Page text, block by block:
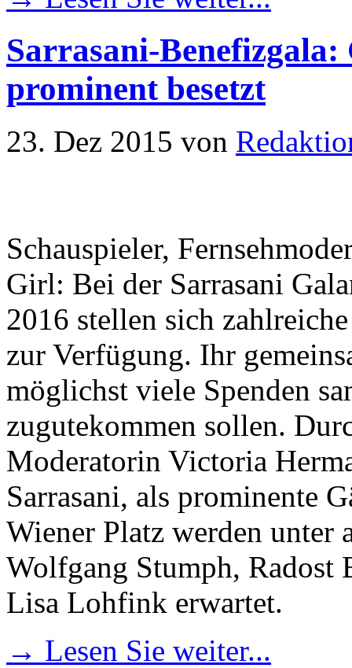
Sarrasani-
prominent besetzt
23. Dez 2015 von
Schauspieler,
Girl: Bei der Sarrasani
2016 stellen sich
zur Verfügung. Ihr
möglichst viele Spenden
zugutekommen sollen.
Moderatorin Victoria
Sarrasani, als prominente
Wiener Platz werden unter
Wolfgang Stumph, Radost
Lisa Lohfink erwartet.
→ Lesen Sie weiter...